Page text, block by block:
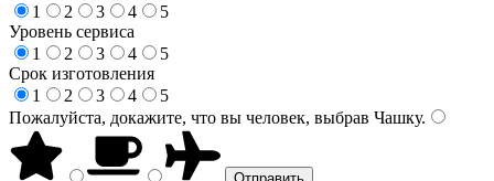
1
2 3 4
5
Уровень сервиса
1
2 3 4
5
Срок изготовления
1
2 3 4
5
Пожалуйста, докажите, что вы человек, выбрав Чашку.